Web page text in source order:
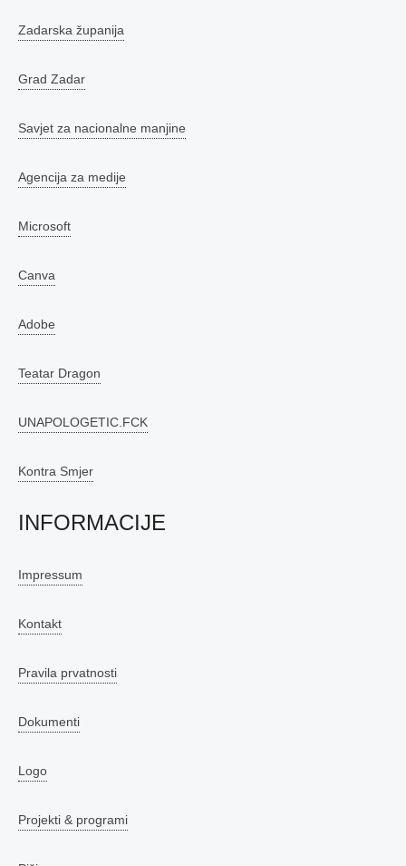
Zadarska županija
Grad Zadar
Savjet za nacionalne manjine
Agencija za medije
Microsoft
Canva
Adobe
Teatar Dragon
UNAPOLOGETIC.FCK
Kontra Smjer
INFORMACIJE
Impressum
Kontakt
Pravila prvatnosti
Dokumenti
Logo
Projekti & programi